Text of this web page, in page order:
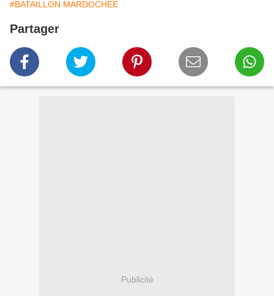
#BATAILLON MARDOCHEE
Partager
Publicité